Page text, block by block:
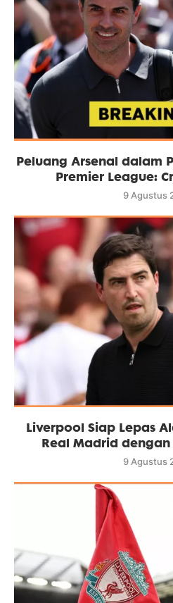
Peluang Arsenal dalam
Premier League:
9 Agustus
Liverpool Siap Lepas
Real Madrid
9 Agustus